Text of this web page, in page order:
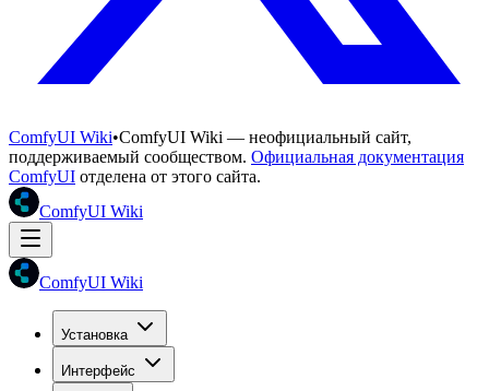
ComfyUI Wiki•ComfyUI Wiki — неофициальный сайт,
поддерживаемый сообществом. Официальная документация
ComfyUI отделена от этого сайта.
ComfyUI Wiki
ComfyUI Wiki
Установка
Интерфейс